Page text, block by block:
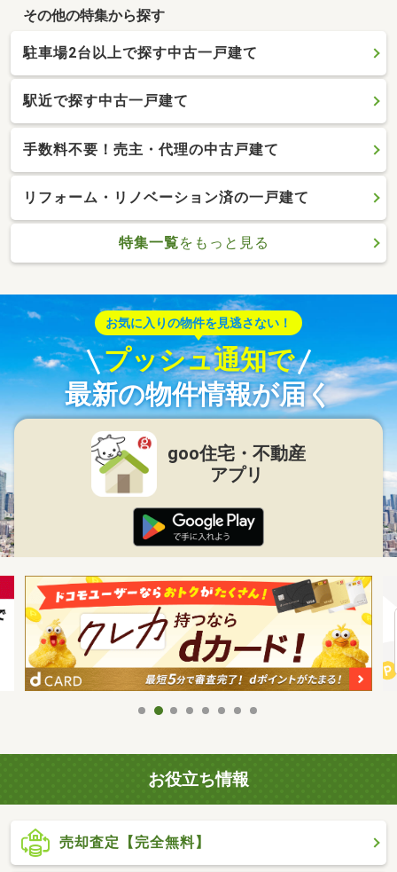
その他の特集から探す
駐車場2台以上で探す中古一戸建て
駅近で探す中古一戸建て
手数料不要！売主・代理の中古戸建て
リフォーム・リノベーション済の一戸建て
特集一覧をもっと見る
お気に入りの物件を見逃さない！
プッシュ通知で
最新の物件情報が届く
goo住宅・不動産
アプリ
お役立ち情報
売却査定【完全無料】